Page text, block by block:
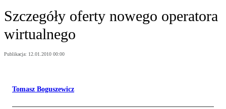
Szczegóły oferty nowego operatora
wirtualnego
Publikacja: 12.01.2010 00:00
Tomasz Boguszewicz